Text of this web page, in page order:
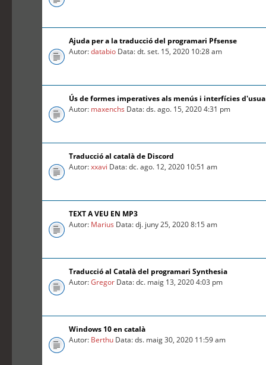
Ajuda per a la traducció del programari Pfsense
Autor:databio Data: dt. set. 15, 2020 10:28 am
Ús de formes imperatives als menús i interfícies
Autor: maxenchs Data: ds. ago. 15, 2020 4:31 pm
Traducció al català de Discord
Autor:xxavi Data: dc. ago. 12, 2020 10:51 am
TEXT A VEU EN MP3
Autor: Marius Data: dj. juny 25, 2020 8:15 am
Traducció al Català del programari Synthesia
Autor:Gregor Data: dc. maig 13, 2020 4:03 pm
Windows 10 en català
Autor: Berthu Data: ds. maig 30, 2020 11:59 am